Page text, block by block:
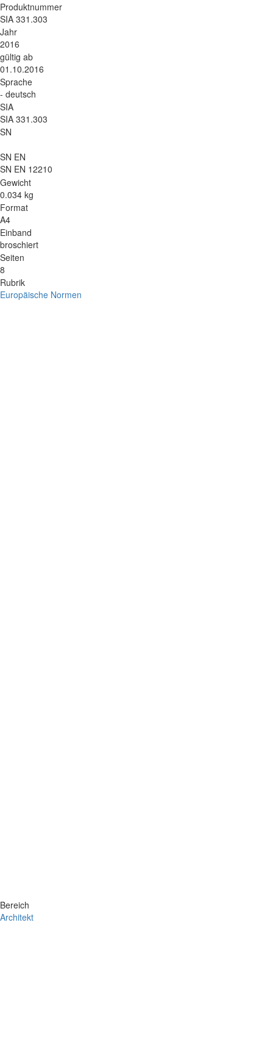
Produktnummer
SIA 331.303
Jahr
2016
gültig ab
01.10.2016
Sprache
- deutsch
SIA
SIA 331.303
SN
SN EN
SN EN 12210
Gewicht
0.034 kg
Format
A4
Einband
broschiert
Seiten
8
Rubrik
Europäische Normen
Bereich
Architekt